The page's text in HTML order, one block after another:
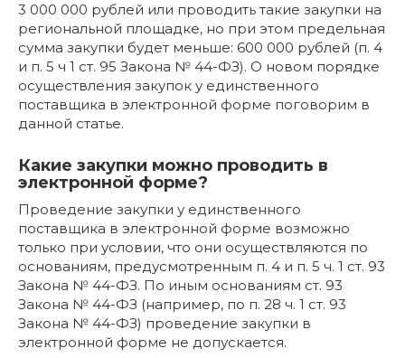
3 000 000 рублей или проводить такие закупки на
региональной площадке, но при этом предельная
сумма закупки будет меньше: 600 000 рублей (п. 4
и п. 5 ч 1 ст. 95 Закона № 44-ФЗ). О новом порядке
осуществления закупок у единственного
поставщика в электронной форме поговорим в
данной статье.
Какие закупки можно проводить в
электронной форме?
Проведение закупки у единственного
поставщика в электронной форме возможно
только при условии, что они осуществляются по
основаниям, предусмотренным п. 4 и п. 5 ч. 1 ст. 93
Закона № 44-ФЗ. По иным основаниям ст. 93
Закона № 44-ФЗ (например, по п. 28 ч. 1 ст. 93
Закона № 44-ФЗ) проведение закупки в
электронной форме не допускается.